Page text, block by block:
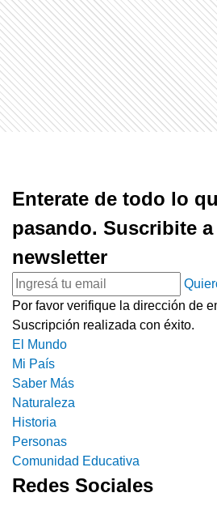
Enterate de todo lo
pasando. Suscribite
newsletter
Por favor verifique la dirección de
Suscripción realizada con éxito.
El Mundo
Mi País
Saber Más
Naturaleza
Historia
Personas
Comunidad Educativa
Redes Sociales